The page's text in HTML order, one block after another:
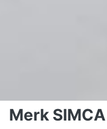
Merk SIMCA